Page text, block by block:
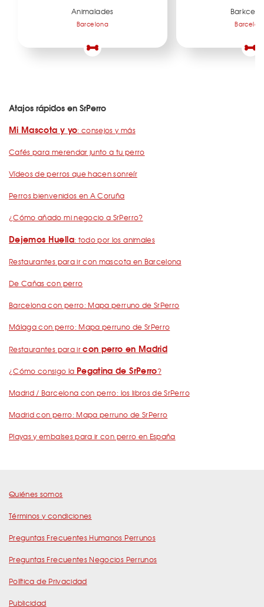
Animalades
Barcelona
Atajos rápidos en SrPerro
Mi Mascota y yo: consejos y más
Cafés para merendar junto a tu perro
Vídeos de perros que hacen sonreír
Perros bienvenidos en A Coruña
¿Cómo añado mi negocio a SrPerro?
Dejemos Huella: todo por los animales
Restaurantes para ir con mascota en Barcelona
De Cañas con perro
Barcelona con perro: Mapa perruno de SrPerro
Málaga con perro: Mapa perruno de SrPerro
Restaurantes para ircon perro en Madrid
¿Cómo consigo la Pegatina de SrPerro?
Madrid / Barcelona con perro: los libros de SrPerro
Madrid con perro: Mapa perruno de SrPerro
Playas y embalses para ir con perro en España
Quiénes somos
Términos y condiciones
Preguntas Frecuentes Humanos Perrunos
Preguntas Frecuentes Negocios Perrunos
Política de Privacidad
Publicidad